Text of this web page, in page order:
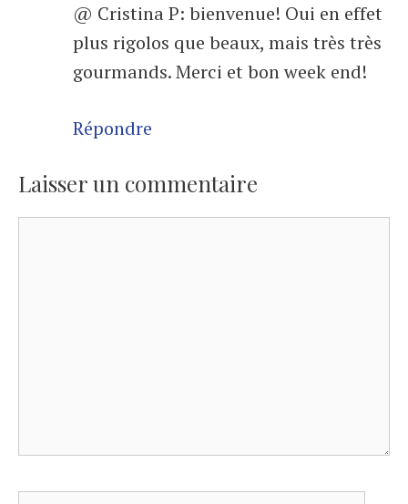
@ Cristina P: bienvenue! Oui en effet
plus rigolos que beaux, mais très très
gourmands. Merci et bon week end!
Répondre
Laisser un commentaire